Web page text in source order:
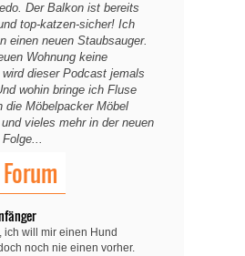
Der Balkon ist bereits
top-katzen-sicher! Ich
einen neuen Staubsauger.
Wohnung keine
dieser Podcast jemals
wohin bringe ich Fluse
die Möbelpacker Möbel
vieles mehr in der neuen
ich will mir einen Hund
noch nie einen vorher.